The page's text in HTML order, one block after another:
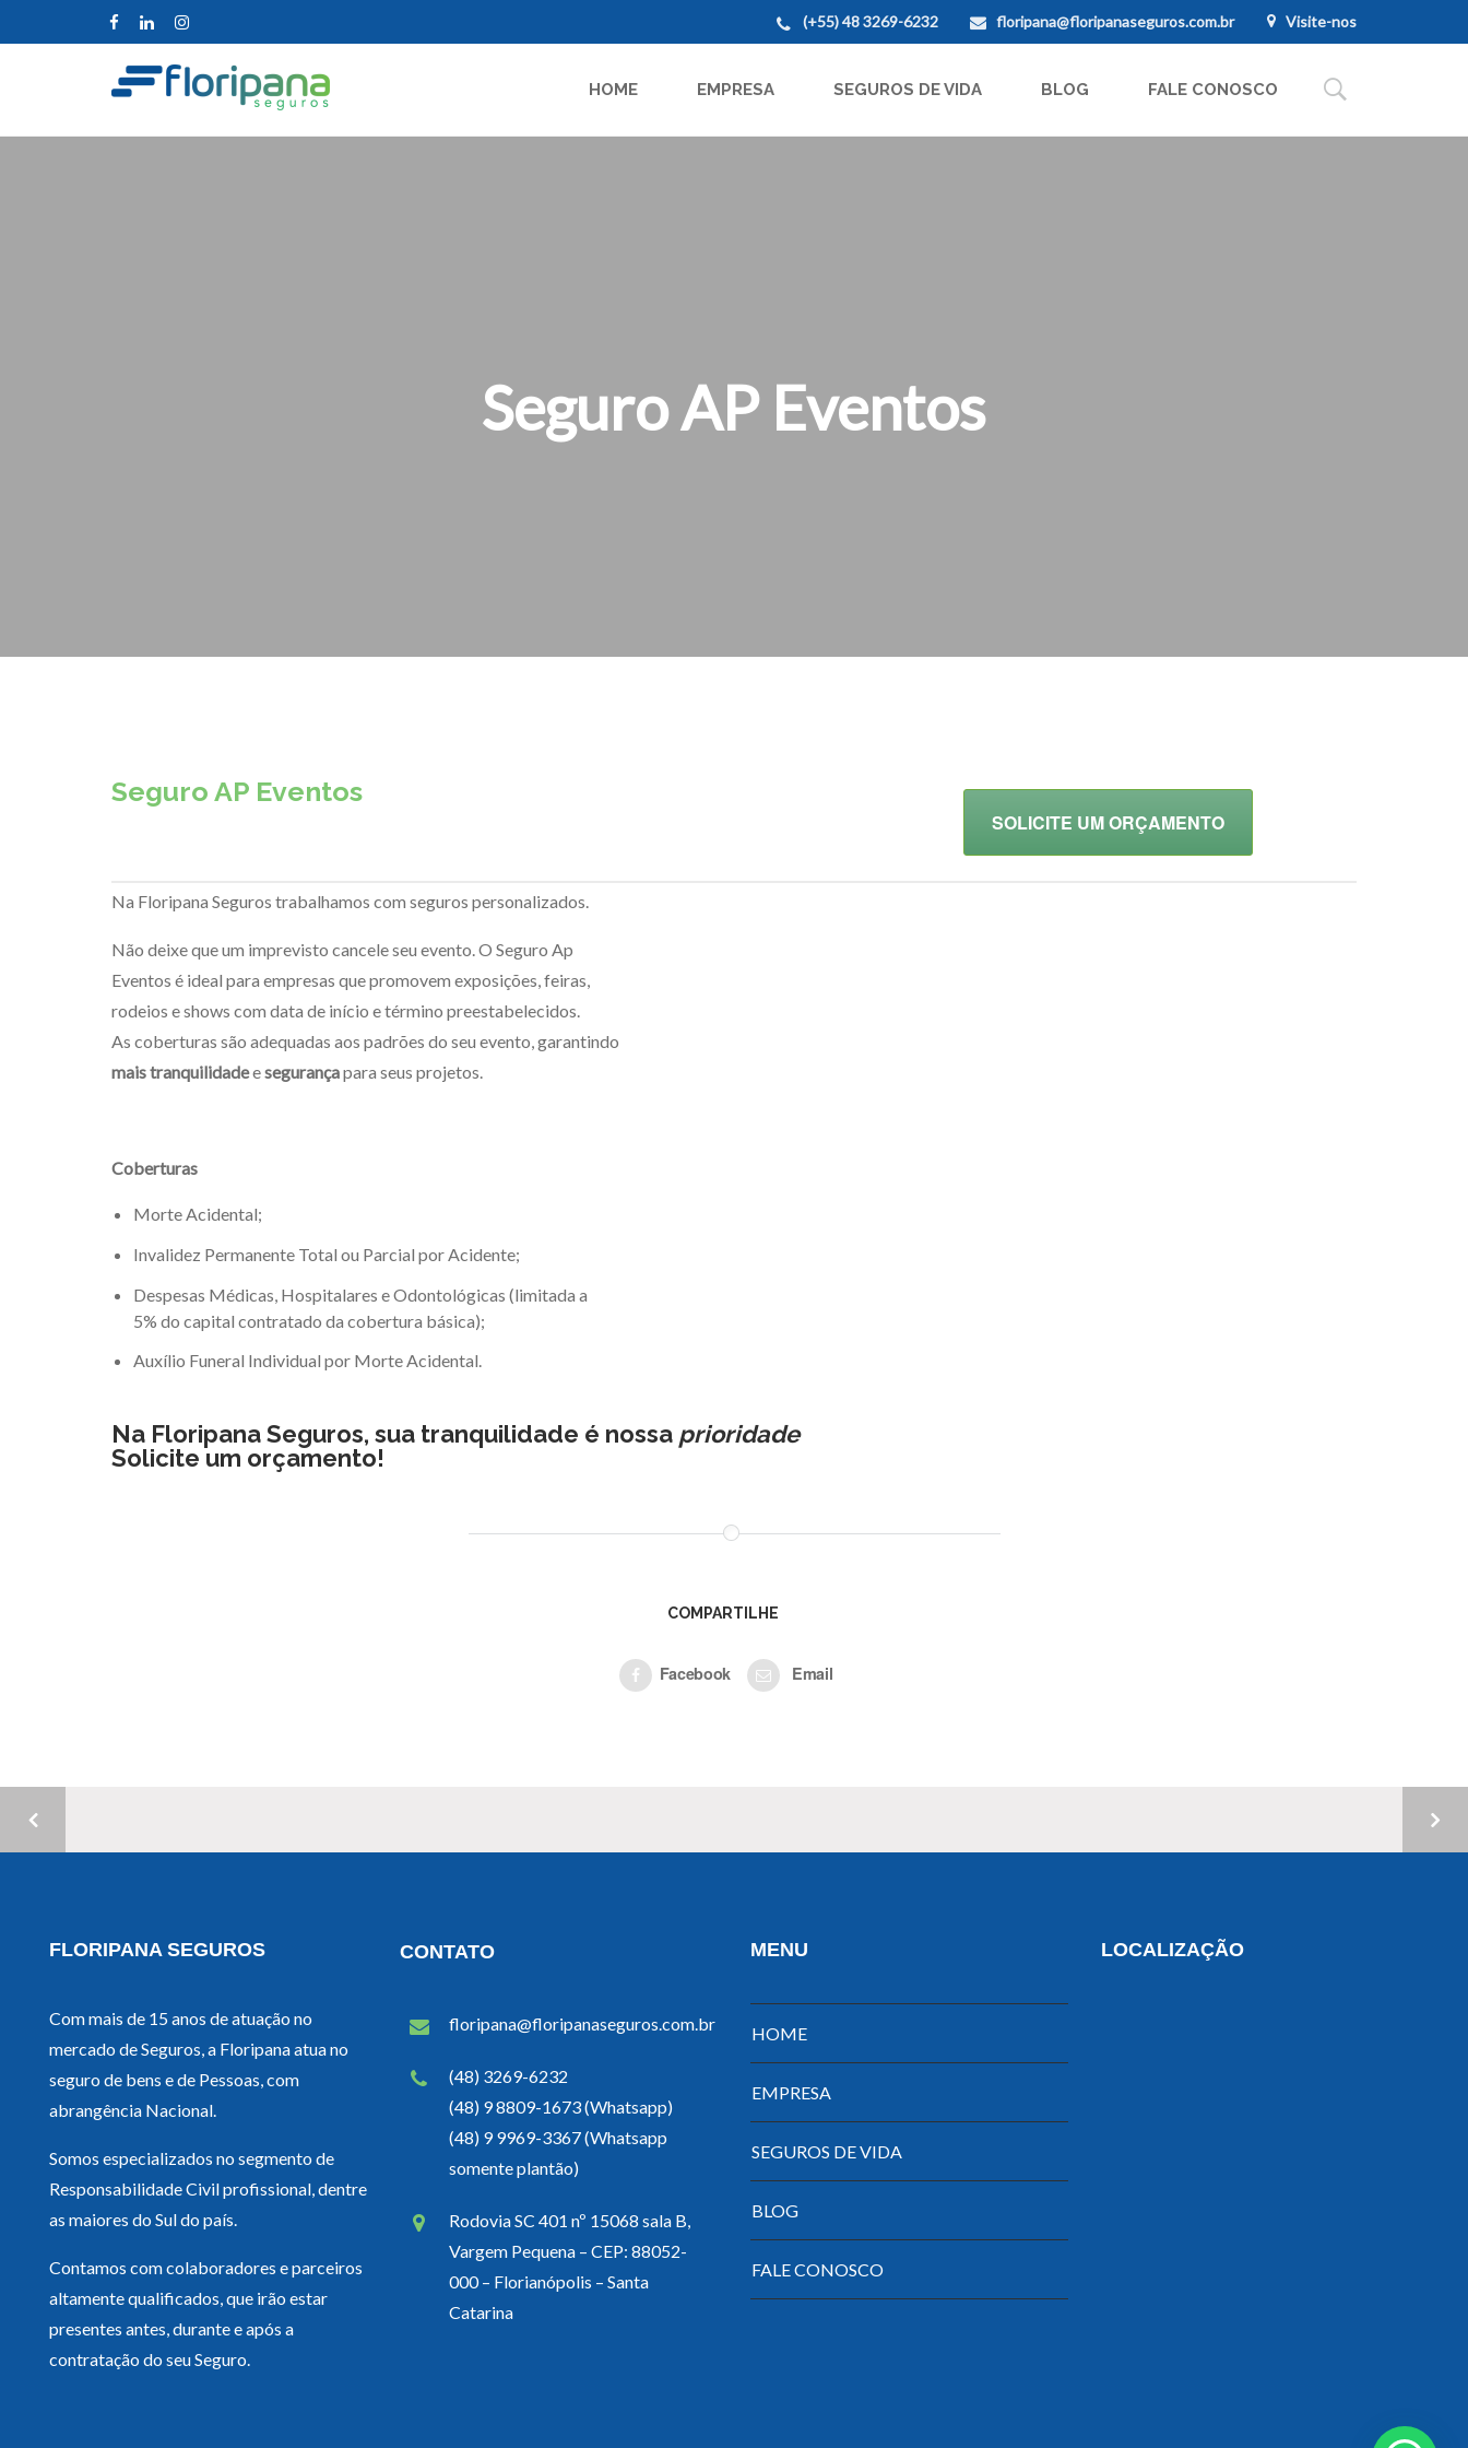
(+55) 48 3269-6232 floripana@floripanaseguros.com.br Visite-nos
HOME EMPRESA SEGUROS DE VIDA BLOG FALE CONOSCO
Seguro AP Eventos
Seguro AP Eventos
SOLICITE UM ORÇAMENTO
Na Floripana Seguros trabalhamos com seguros personalizados.
Não deixe que um imprevisto cancele seu evento. O Seguro Ap
Eventos é ideal para empresas que promovem exposições, feiras,
rodeios e shows com data de início e término preestabelecidos.
As coberturas são adequadas aos padrões do seu evento, garantindo
mais tranquilidadeesegurançapara seus projetos.
Coberturas
Morte Acidental;
Invalidez Permanente Total ou Parcial por Acidente;
Despesas Médicas, Hospitalares e Odontológicas (limitada a
5% do capital contratado da cobertura básica);
Auxílio Funeral Individual por Morte Acidental.
Na Floripana Seguros, sua tranquilidade é nossa prioridade
Solicite um orçamento!
COMPARTILHE
Facebook Email
FLORIPANA SEGUROS
Com mais de 15 anos de atuação no
mercado de Seguros, a Floripana atua no
seguro de bens e de Pessoas, com
abrangência Nacional.
Somos especializados no segmento de
Responsabilidade Civil profissional, dentre
as maiores do Sul do país.
Contamos com colaboradores e parceiros
altamente qualificados, que irão estar
presentes antes, durante e após a
contratação do seu Seguro.
CONTATO
floripana@floripanaseguros.com.br
(48) 3269-6232
(48) 9 8809-1673 (Whatsapp)
(48) 9 9969-3367 (Whatsapp
somente plantão)
Rodovia SC 401 nº 15068 sala B,
Vargem Pequena – CEP: 88052-
000 – Florianópolis – Santa
Catarina
MENU
HOME
EMPRESA
SEGUROS DE VIDA
BLOG
FALE CONOSCO
LOCALIZAÇÃO